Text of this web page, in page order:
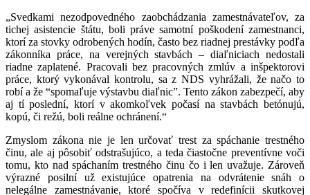
„Svedkami nezodpovedného zaobchádzania zamestnávateľov, za
tichej asistencie štátu, boli práve samotní poškodení zamestnanci,
ktorí za stovky odrobených hodín, často bez riadnej prestávky podľa
zákonníka práce, na verejných stavbách – diaľniciach nedostali
riadne zaplatené. Pracovali bez pracovných zmlúv a inšpektorovi
práce, ktorý vykonával kontrolu, sa z NDS vyhrážali, že načo to
robí a že “spomaľuje výstavbu diaľnic”. Tento zákon zabezpečí, aby
aj tí poslední, ktorí v akomkoľvek počasí na stavbách betónujú,
kopú, či režú, boli reálne ochránení.“
Zmyslom zákona nie je len určovať trest za spáchanie trestného
činu, ale aj pôsobiť odstrašujúco, a teda čiastočne preventívne voči
tomu, kto nad spáchaním trestného činu čo i len uvažuje. Zároveň
výrazné posilní už existujúce opatrenia na odvrátenie snáh o
nelegálne zamestnávanie, ktoré spočíva v redefinícii skutkovej